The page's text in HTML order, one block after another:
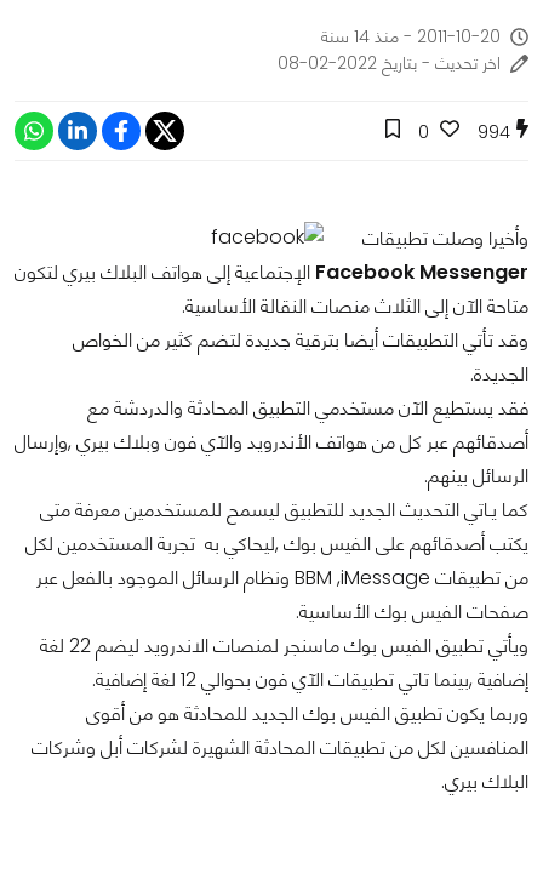
2011-10-20 - منذ 14 سنة
اخر تحديث - بتاريخ 2022-02-08
994
0
وأخيرا وصلت تطبيقات
Facebook Messenger الإجتماعية إلى هواتف البلاك بيري لتكون
متاحة الآن إلى الثلاث منصات النقالة الأساسية.
وقد تأتي التطبيقات أيضا بترقية جديدة لتضم كثير من الخواص
الجديدة.
فقد يستطيع الآن مستخدمي التطبيق المحادثة والدردشة مع
أصدقائهم عبر كل من هواتف الأندرويد والآي فون وبلاك بيري ,وإرسال
الرسائل بينهم.
كما يـاتي التحديث الجديد للتطبيق ليسمح للمستخدمين معرفة متى
يكتب أصدقائهم على الفيس بوك ,ليحاكي به تجربة المستخدمين لكل
من تطبيقات BBM ,iMessage ونظام الرسائل الموجود بالفعل عبر
صفحات الفيس بوك الأساسية.
ويأتي تطبيق الفيس بوك ماسنجر لمنصات الاندرويد ليضم 22 لغة
إضافية ,بينما تاتي تطبيقات الآي فون بحوالي 12 لغة إضافية.
وربما يكون تطبيق الفيس بوك الجديد للمحادثة هو من أقوى
المنافسين لكل من تطبيقات المحادثة الشهيرة لشركات أبل وشركات
البلاك بيري.